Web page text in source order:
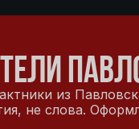
из
не слова.